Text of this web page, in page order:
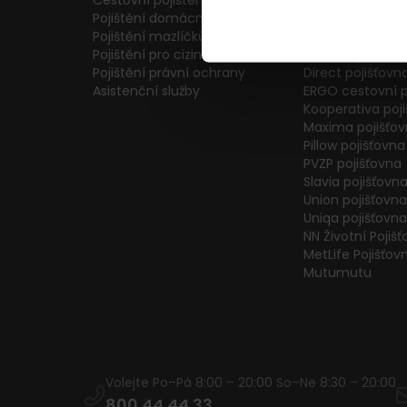
Pojištění domácnosti
Pojištění mazlíčků
Pojištění pro cizince
Pojištění právní ochrany
Asistenční služby
Direct
ERGO cestovní
Kooperativa
Maxima
Pillow pojišťovna
PVZP pojišťovna
Slavia pojišťovna
Union pojišťovna
Uniqa pojišťovna
NN Životní
MetLife
Mutumutu
Volejte Po–Pá 8:00 – 20:00 So–Ne 8:30 – 20:00